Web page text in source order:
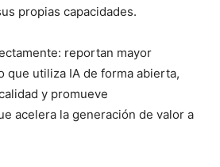
propias capacidades.
reportan mayor
que utiliza IA de forma abierta,
y promueve
acelera la generación de valor a